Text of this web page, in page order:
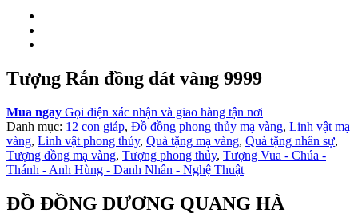
Tượng Rắn đồng dát vàng 9999
Mua ngay Gọi điện xác nhận và giao hàng tận nơi
Danh mục: 12 con giáp, Đồ đồng phong thủy mạ vàng, Linh vật mạ
vàng, Linh vật phong thủy, Quà tặng mạ vàng, Quà tặng nhân sự,
Tượng đồng mạ vàng, Tượng phong thủy, Tượng Vua - Chúa -
Thánh - Anh Hùng - Danh Nhân - Nghệ Thuật
ĐỒ ĐỒNG DƯƠNG QUANG HÀ